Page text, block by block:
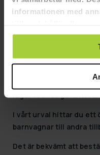
informationen med
använt deras tjänster.
1 490,00 kr
Babyprodukter
Beställ babyprodukter
lager i Vanda
I vårt urval hittar du ett
barnvagnar till andra
Det är bekvämt att